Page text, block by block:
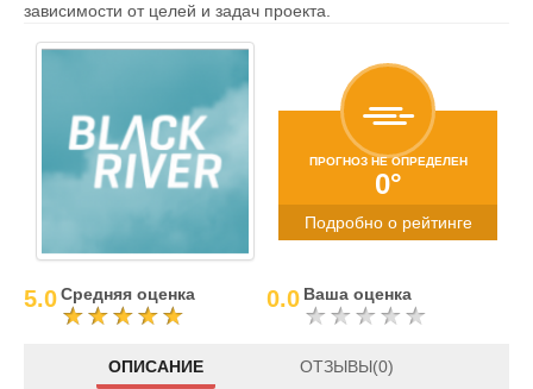
зависимости от целей и задач проекта.
ПРОГНОЗ НЕ ОПРЕДЕЛЕН
0°
Подробно о рейтинге
5.0Средняя оценка 0.0 Ваша оценка
ОПИСАНИЕ ОТЗЫВЫ(0)